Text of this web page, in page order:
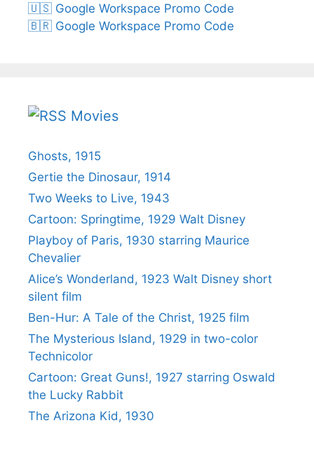
🇺🇸 Google Workspace Promo Code
🇧🇷 Google Workspace Promo Code
Movies
Ghosts, 1915
Gertie the Dinosaur, 1914
Two Weeks to Live, 1943
Cartoon: Springtime, 1929 Walt Disney
Playboy of Paris, 1930 starring Maurice
Chevalier
Alice’s Wonderland, 1923 Walt Disney short
silent film
Ben-Hur: A Tale of the Christ, 1925 film
The Mysterious Island, 1929 in two-color
Technicolor
Cartoon: Great Guns!, 1927 starring Oswald
the Lucky Rabbit
The Arizona Kid, 1930